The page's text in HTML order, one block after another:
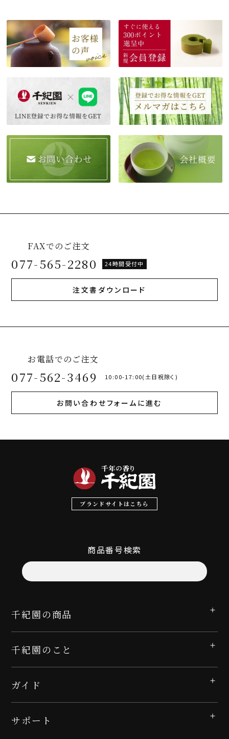
FAXでのご注文
077-565-2280 24時間受付中
注文書ダウンロード
お電話でのご注文
077-562-3469 10:00-17:00(土日祝除く)
お問い合わせフォームに進む
ブランドサイトはこちら
商品番号検索
千紀園の商品
千紀園のこと
ガイド
サポート